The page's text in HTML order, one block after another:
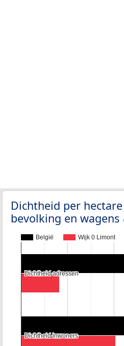
Dichtheid per
bevolking en wagens
België Wijk 0 Limont
Dichtheid adressen
Dichtheid adressen
Dichtheid inwoners
Dichtheid inwoners